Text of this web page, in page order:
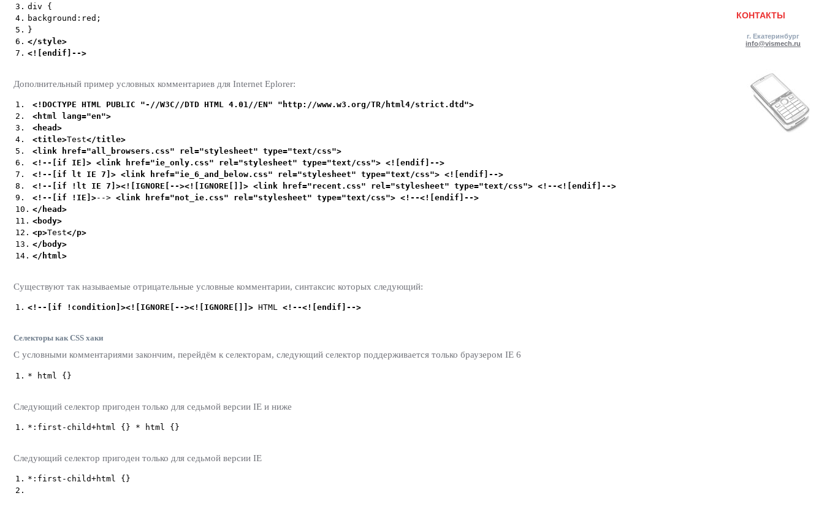
3. div {
4. background:red;
5.
}
6. </style>
7. <![endif]-->
Дополнительный пример условных комментариев для Internet Eplorer:
1. <!DOCTYPE HTML PUBLIC "- //W3C//DTD HTML 4.01//EN" "http://www.w3.org/TR/html4/strict.dtd">
2.
<html lang="en">
3.
<head>
4.
<title>Test</title>
5.
<link href="all_browsers.css" rel="stylesheet" type="text/css">
6.
<!--[if IE]> <link href="ie_only.css" rel="stylesheet" type="text/css"> <![endif]-->
7.
<!--[if lt IE 7]> <link href="ie_6_and_below.css" rel="stylesheet" type="text/css"> <![endif]-->
8.
<!--[if !lt IE 7]><![IGNORE[--><![IGNORE[]]> <link href="recent.css" rel="stylesheet" type="text/css"> <!--<![endif]-->
9.
<!--[if !IE]>--> <link href="not_ie.css" rel="stylesheet" type="text/css"> <!--<![endif]-->
10. </head>
11. <body>
12. <p>Test</p>
13. </body>
14. </html>
Существуют так называемые отрицательные условные комментарии, синтаксис которых следующий:
1. <!--[if !condition]><![IGNORE[--><![IGNORE[]]> HTML <!--<![endif]-->
Селекторы как CSS хаки
С условными комментариями закончим, перейдём к селекторам, следующий селектор поддерживается только браузером IE 6
1. * html {}
Следующий селектор пригоден только для седьмой версии IE и ниже
1. *:first-child+html {} * html {}
Следующий селектор пригоден только для седьмой версии IE
1. *:first-child+html {}
2.
КОНТАКТЫ
г. Екатеринбург
info@vismech.ru